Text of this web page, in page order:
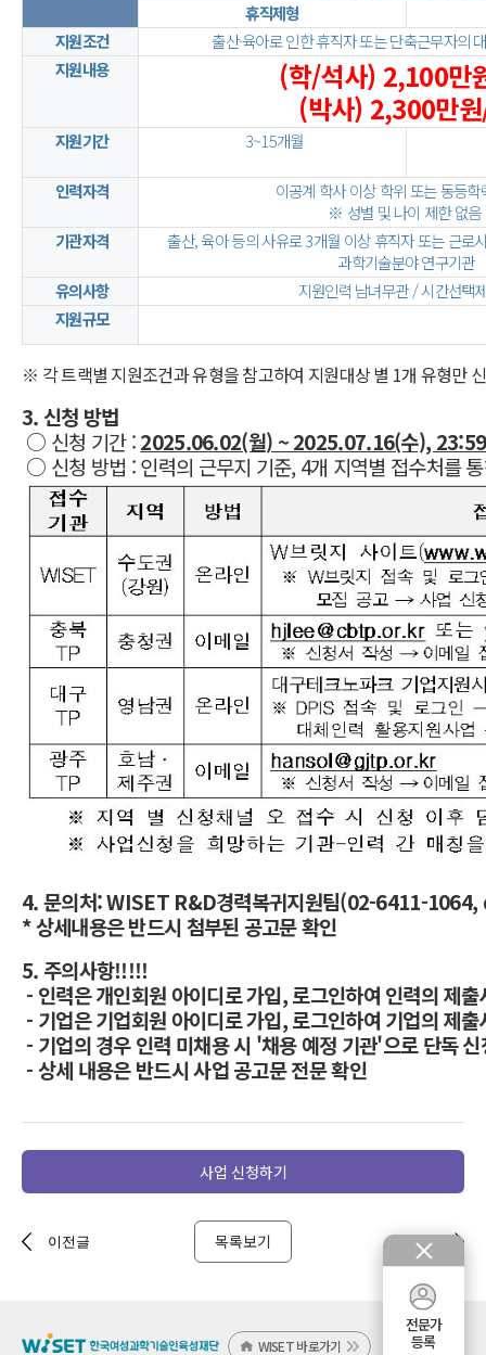
휴직제형
지원조건
출산·육아로 인한 휴직자 또는 단축근무자의
지원내용
(학/석사) 2,100만
(박사) 2,300만
지원기간 3~15개월
인력자격
이공계 학사 이상 학위 또는 동등학
※ 성별 및 나이 제한 없음
기관자격
출산, 육아 등의 사유로 3개월 이상 휴직자 또는 근로
과학기술분야 연구기관
유의사항
지원인력 남녀무관 /시간선택
지원규모
※ 각 트랙별 지원조건과 유형을 참고하여 지원대상 별 1개 유형만
3. 신청 방법
○ 신청 기간 :2025.06.02(월) ~ 2025.07.16(수), 23:59
○ 신청 방법 : 인력의 근무지 기준, 4개 지역별 접수처를
4. 문의처: WISET R&D경력복귀지원팀(02-6411-
* 상세내용은 반드시 첨부된 공고문 확인
5. 주의사항!!!!!
- 인력은 개인회원 아이디로 가입, 로그인하여 인력의 제
- 기업은 기업회원 아이디로 가입, 로그인하여 기업의 제
- 기업의 경우 인력 미채용 시 '채용 예정 기관'으로 단독
- 상세 내용은 반드시 사업 공고문 전문 확인
사업 신청하기
이전글 목록보기 다음글
WISET 바로가기
전문가
등록